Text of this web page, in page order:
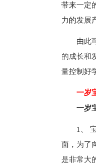
带来一定
力的发展
由此
的成长和
量控制好
一岁宝
一岁
1、
面，为了
是非常大